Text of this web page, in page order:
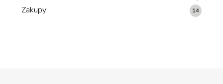
Zakupy 14